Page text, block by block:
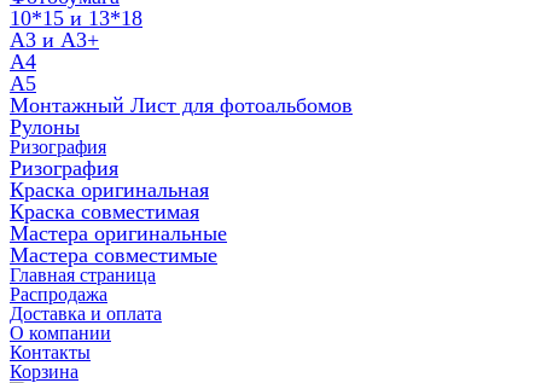
10*15 и 13*18
A3 и А3+
А4
А5
Монтажный Лист для фотоальбомов
Рулоны
Ризография
Ризография
Краска оригинальная
Краска совместимая
Мастера оригинальные
Мастера совместимые
Главная страница
Распродажа
Доставка и оплата
О компании
Контакты
Корзина